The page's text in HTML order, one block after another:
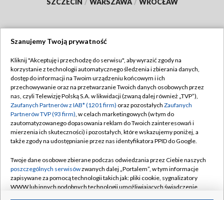
SZCZECIN / WARSZAWA / WROCŁAW
TVP
Abonament TVP
Emisja w TVP
Centrum informacji TVP
Naziemna Telewizja Cyfrowa
Rada Programowa
System NOS
Regulamin TVP
Polityka prywatności
Moje zgody
Pomoc
Kontakt
Szanujemy Twoją prywatność
Kliknij "Akceptuję i przechodzę do serwisu", aby wyrazić zgody na
korzystanie z technologii automatycznego śledzenia i zbierania danych,
dostęp do informacji na Twoim urządzeniu końcowym i ich
przechowywanie oraz na przetwarzanie Twoich danych osobowych przez
nas, czyli Telewizję Polską S.A. w likwidacji (zwaną dalej również „TVP”),
Zaufanych Partnerów z IAB* (1201 firm) oraz pozostałych Zaufanych
Partnerów TVP (93 firm), w celach marketingowych (w tym do
zautomatyzowanego dopasowania reklam do Twoich zainteresowań i
mierzenia ich skuteczności) i pozostałych, które wskazujemy poniżej, a
także zgody na udostępnianie przez nas identyfikatora PPID do Google.
Twoje dane osobowe zbierane podczas odwiedzania przez Ciebie naszych
poszczególnych serwisówzwanych dalej „Portalem”, w tym informacje
zapisywane za pomocą technologii takich jak: pliki cookie, sygnalizatory
WWW lub innych podobnych technologii umożliwiających świadczenie